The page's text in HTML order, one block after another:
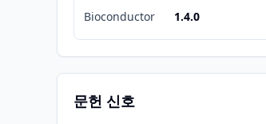
Bioconductor 1.4.0
문헌 신호